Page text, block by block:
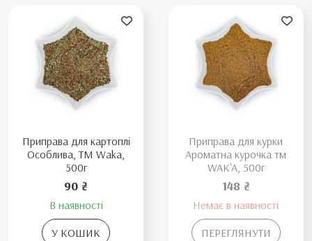
Приправа для картоплі
Особлива, ТМ Waka,
500г
90 ₴
В наявності
У КОШИК
Приправа для курки
Ароматна курочка тм
WAK'A, 500г
148 ₴
Немає в наявності
ПЕРЕГЛЯНУТИ